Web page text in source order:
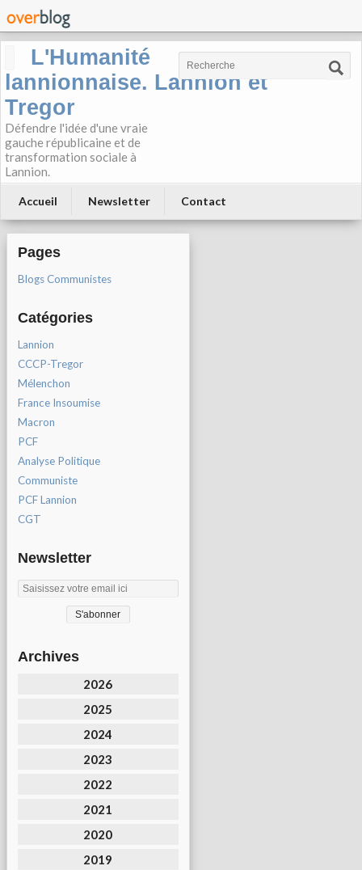
L'Humanité
lannionnaise. Lannion et
Tregor
Défendre l'idée d'une vraie
gauche républicaine et de
transformation sociale à
Lannion.
Accueil Newsletter Contact
Pages
Blogs Communistes
Catégories
Lannion
CCCP-Tregor
Mélenchon
France Insoumise
Macron
PCF
Analyse Politique
Communiste
PCF Lannion
CGT
Newsletter
Archives
2026
2025
2024
2023
2022
2021
2020
2019